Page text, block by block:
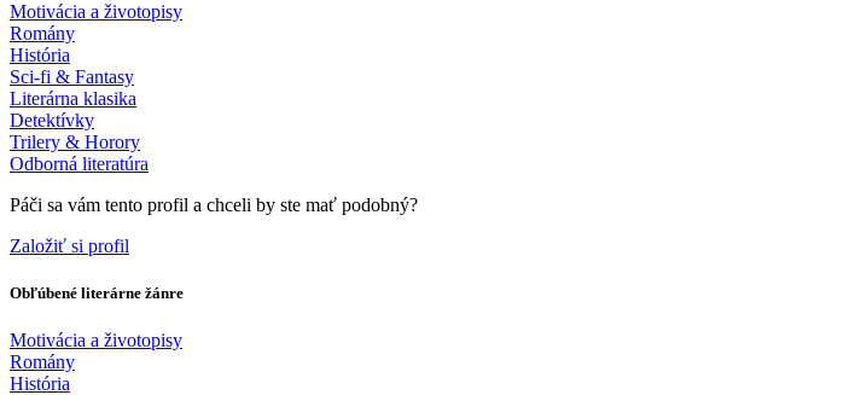
Motivácia a životopisy
Romány
História
Sci-fi & Fantasy
Literárna klasika
Detektívky
Trilery & Horory
Odborná literatúra
Páči sa vám tento profil a chceli by ste mať podobný?
Založiť si profil
Obľúbené literárne žánre
Motivácia a životopisy
Romány
História